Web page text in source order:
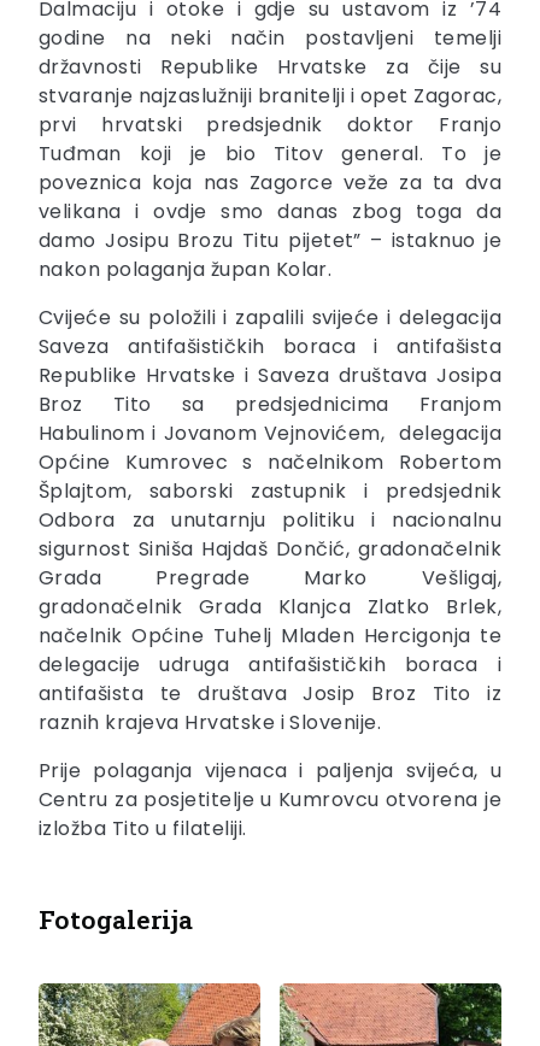
Dalmaciju i otoke i gdje su ustavom iz ’74
godine na neki način postavljeni temelji
državnosti Republike Hrvatske za čije su
stvaranje najzaslužniji branitelji i opet Zagorac,
prvi hrvatski predsjednik doktor Franjo
Tuđman koji je bio Titov general. To je
poveznica koja nas Zagorce veže za ta dva
velikana i ovdje smo danas zbog toga da
damo Josipu Brozu Titu pijetet” – istaknuo je
nakon polaganja župan Kolar.
Cvijeće su položili i zapalili svijeće i delegacija
Saveza antifašističkih boraca i antifašista
Republike Hrvatske i Saveza društava Josipa
Broz Tito sa predsjednicima Franjom
Habulinom i Jovanom Vejnovićem, delegacija
Općine Kumrovec s načelnikom Robertom
Šplajtom, saborski zastupnik i predsjednik
Odbora za unutarnju politiku i nacionalnu
sigurnost Siniša Hajdaš Dončić, gradonačelnik
Grada Pregrade Marko Vešligaj,
gradonačelnik Grada Klanjca Zlatko Brlek,
načelnik Općine Tuhelj Mladen Hercigonja te
delegacije udruga antifašističkih boraca i
antifašista te društava Josip Broz Tito iz
raznih krajeva Hrvatske i Slovenije.
Prije polaganja vijenaca i paljenja svijeća, u
Centru za posjetitelje u Kumrovcu otvorena je
izložba Tito u filateliji.
Fotogalerija